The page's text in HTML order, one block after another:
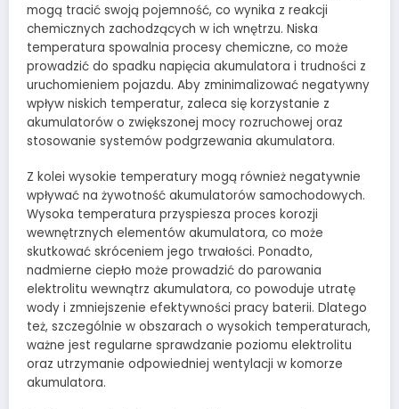
mogą tracić swoją pojemność, co wynika z reakcji
chemicznych zachodzących w ich wnętrzu. Niska
temperatura spowalnia procesy chemiczne, co może
prowadzić do spadku napięcia akumulatora i trudności z
uruchomieniem pojazdu. Aby zminimalizować negatywny
wpływ niskich temperatur, zaleca się korzystanie z
akumulatorów o zwiększonej mocy rozruchowej oraz
stosowanie systemów podgrzewania akumulatora.
Z kolei wysokie temperatury mogą również negatywnie
wpływać na żywotność akumulatorów samochodowych.
Wysoka temperatura przyspiesza proces korozji
wewnętrznych elementów akumulatora, co może
skutkować skróceniem jego trwałości. Ponadto,
nadmierne ciepło może prowadzić do parowania
elektrolitu wewnątrz akumulatora, co powoduje utratę
wody i zmniejszenie efektywności pracy baterii. Dlatego
też, szczególnie w obszarach o wysokich temperaturach,
ważne jest regularne sprawdzanie poziomu elektrolitu
oraz utrzymanie odpowiedniej wentylacji w komorze
akumulatora.